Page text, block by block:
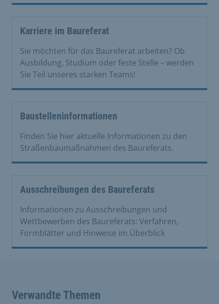
Karriere im Baureferat
Sie möchten für das Baureferat arbeiten? Ob
Ausbildung, Studium oder feste Stelle – werden
Sie Teil unseres starken Teams!
Baustelleninformationen
Finden Sie hier aktuelle Informationen zu den
Straßenbaumaßnahmen des Baureferats.
Ausschreibungen des Baureferats
Informationen zu Ausschreibungen und
Wettbewerben des Baureferats: Verfahren,
Formblätter und Hinweise im Überblick
Verwandte Themen